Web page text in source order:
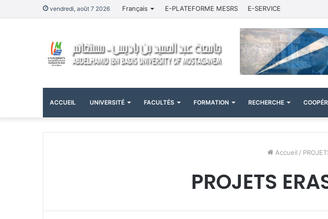
vendredi, août 7 2026 Français E-PLATEFORME MESRS E-SERVICE
ACCUEIL UNIVERSITÉ FACULTÉS FORMATION RECHERCHE
Accueil /
PROJETS